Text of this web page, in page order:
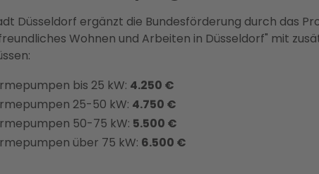
Düsseldorf ergänzt die Bundesförderung durch das
Wohnen und Arbeiten in Düsseldorf" mit
bis 25 kW: 4.250 €
25-50 kW: 4.750 €
50-75 kW: 5.500 €
über 75 kW: 6.500 €